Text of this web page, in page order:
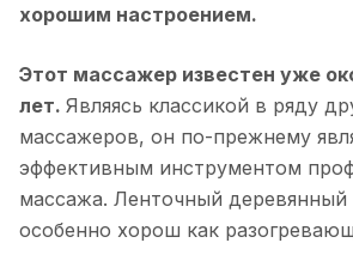
хорошим настроением.
Этот массажер известен уже
лет. Являясь классикой в ряду
массажеров, он по-прежнему
эффективным инструментом
массажа. Ленточный деревянный
особенно хорош как